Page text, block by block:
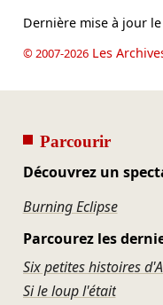
Dernière mise à jour le
© 2007-2026Les
Parcourir
Découvrez un
Burning Eclipse
Parcourez les
Six petites histoires
Si le loup l'était